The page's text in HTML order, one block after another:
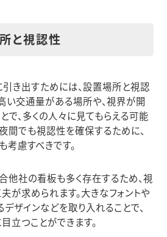
と視認性
き出すためには、設置場所と視認
い交通量がある場所や、視界が開
で、多くの人々に見てもらえる可能
間でも視認性を確保するために、
考慮すべきです。
他社の看板も多く存在するため、視
が求められます。大きなフォントや
ザインなどを取り入れることで、
立つことができます。